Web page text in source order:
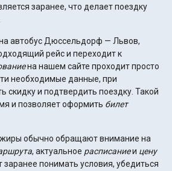
заранее, что делает поездку
автобус Дюссельдорф — Львов,
рейс и переходит к
на нашем сайте проходит просто
необходимые данные, при
скидку и подтвердить поездку. Такой
и позволяет оформить билет
обычно обращают внимание на
, актуальное расписаниеи цену
заранее понимать условия, убедиться